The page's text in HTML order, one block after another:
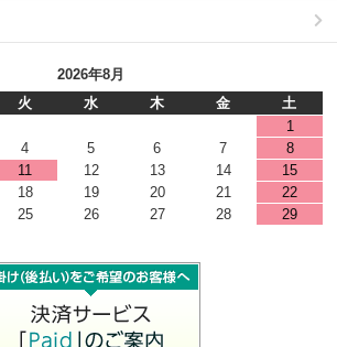
2026年8月
火 水 木 金
土
1
4 5 6 7
8
11 12 13 14
15
18 19 20 21
22
25 26 27 28
29